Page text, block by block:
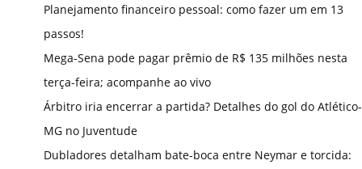
Planejamento financeiro pessoal: como fazer um em 13
passos!
Mega-Sena pode pagar prêmio de R$ 135 milhões nesta
terça-feira; acompanhe ao vivo
Árbitro iria encerrar a partida? Detalhes do gol do Atlético-
MG no Juventude
Dubladores detalham bate-boca entre Neymar e torcida: